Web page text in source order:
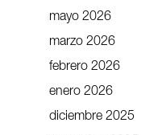
mayo 2026
marzo 2026
febrero 2026
enero 2026
diciembre 2025